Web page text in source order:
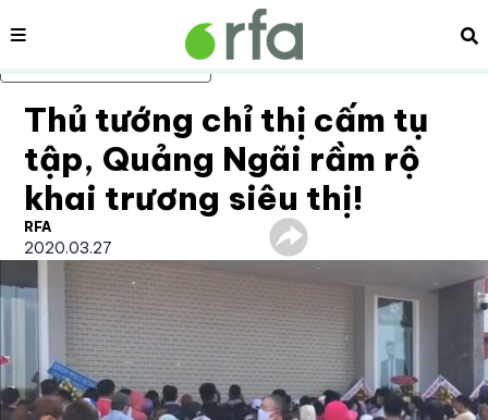
Bỏ qua nội dung chính
Nội dung
Thủ tướng chỉ thị cấm tụ
tập, Quảng Ngãi rầm rộ
khai trương siêu thị!
RFA
2020.03.27